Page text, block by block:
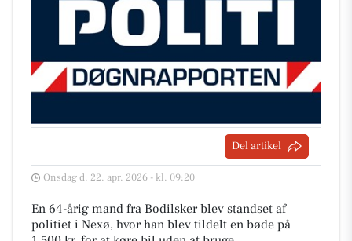
Del artikel
Onsdag d. 22. apr. 2026 - kl. 09:20
En 64-årig mand fra Bodilsker blev standset af
politiet i Nexø, hvor han blev tildelt en bøde på